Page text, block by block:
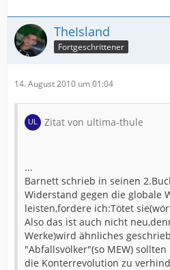
TheIsland
Fortgeschrittener
14. August 2010 um 01:04
Zitat von ultima-thule
...
Barnett schrieb in seinen
Widerstand gegen die globale
leisten,fordere ich:Tötet
Also das ist auch nicht
Werke)wird ähnliches
"Abfallsvölker"(so MEW)
die Konterrevolution zu